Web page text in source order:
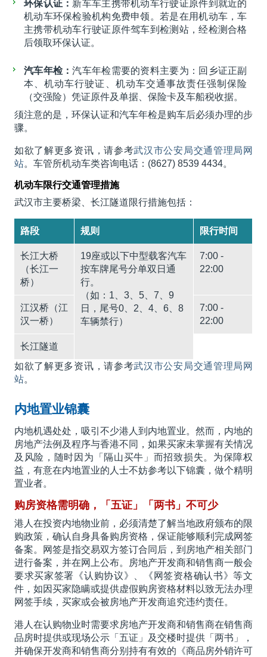
环保认证： 新车车主携带机动车行驶证原件到就近的
机动车环保检验机构免费申领。若是在用机动车，车
主携带机动车行驶证原件驾车到检测站，经检测合格
后领取环保认证。
汽车年检：汽车年检需要的资料主要为：回乡证正副
本、机动车行驶证、机动车交通事故责任强制保险
（交强险）凭证原件及单据、保险卡及车船税收据。
须注意的是，环保认证和汽车年检是购车后必须办理的步
骤。
如欲了解更多资讯，请参考武汉市公安局交通管理局网
站。车管所机动车类咨询电话：(8627) 8539 4434。
机动车限行交通管理措施
武汉市主要桥梁、长江隧道限行措施包括：
路段 规则 限行时间
长江大桥
（长江一
桥）
19座或以下中型载客汽车
按车牌尾号分单双日通
行。
（如：1、3、5、7、9
日，尾号0、2、4、6、8
车辆禁行）
7:00 -
22:00
江汉桥（江
汉一桥）
7:00 -
22:00
长江隧道
如欲了解更多资讯，请参考武汉市公安局交通管理局网
站。
内地置业锦囊
内地机遇处处，吸引不少港人到内地置业。然而，内地的
房地产法例及程序与香港不同，如果买家未掌握有关情况
及风险，随时因为「隔山买牛」而招致损失。为保障权
益，有意在内地置业的人士不妨参考以下锦囊，做个精明
置业者。
购房资格需明确，「五证」「两书」不可少
港人在投资内地物业前，必须清楚了解当地政府颁布的限
购政策，确认自身具备购房资格，保证能够顺利完成网签
备案。网签是指交易双方签订合同后，到房地产相关部门
进行备案，并在网上公布。房地产开发商和销售商一般会
要求买家签署《认购协议》、《网签资格确认书》等文
件，如因买家隐瞒或提供虚假购房资格材料以致无法办理
网签手续，买家或会被房地产开发商追究违约责任。
港人在认购物业时需要求房地产开发商和销售商在销售商
品房时提供或现场公示「五证」及交楼时提供「两书」，
并确保开发商和销售商分别持有有效的《商品房外销许可